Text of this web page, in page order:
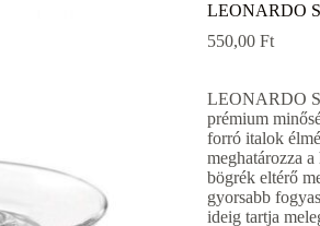
LEONARDO
550,00Ft
LEONARDO
prémium
forró italok
meghatározza
bögrék eltérő
gyorsabb
ideig tartja